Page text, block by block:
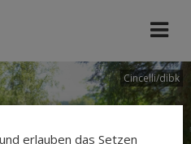
Cincelli/dibk
erlauben das Setzen